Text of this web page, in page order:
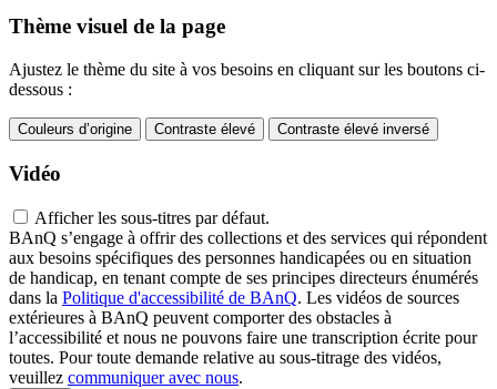
Thème visuel de la page
Ajustez le thème du site à vos besoins en cliquant sur les boutons ci-
dessous :
Couleurs d’origine Contraste élevé Contraste élevé inversé
Vidéo
Afficher les sous-titres par défaut.
BAnQ s’engage à offrir des collections et des services qui répondent
aux besoins spécifiques des personnes handicapées ou en situation
de handicap, en tenant compte de ses principes directeurs énumérés
dans la Politique d'accessibilité de BAnQ. Les vidéos de sources
extérieures à BAnQ peuvent comporter des obstacles à
l’accessibilité et nous ne pouvons faire une transcription écrite pour
toutes. Pour toute demande relative au sous-titrage des vidéos,
veuillez communiquer avec nous.